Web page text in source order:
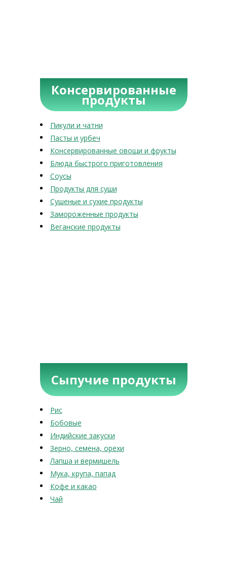
Консервированные
продукты
Пикули и чатни
Пасты и урбеч
Консервированные овощи и фрукты
Блюда быстрого приготовления
Соусы
Продукты для суши
Сушеные и сухие продукты
Замороженные продукты
Веганские продукты
Сыпучие продукты
Рис
Бобовые
Индийские закуски
Зерно, семена, орехи
Лапша и вермишель
Мука, крупа, папад
Кофе и какао
Чай